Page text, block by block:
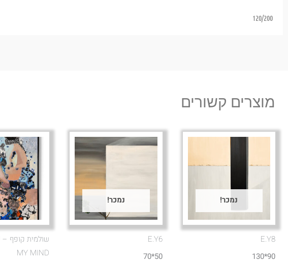
120/200
מוצרים קשורים
נמכר!
E.Y8
90*130
נמכר!
E.Y6
50*70
MY MIND